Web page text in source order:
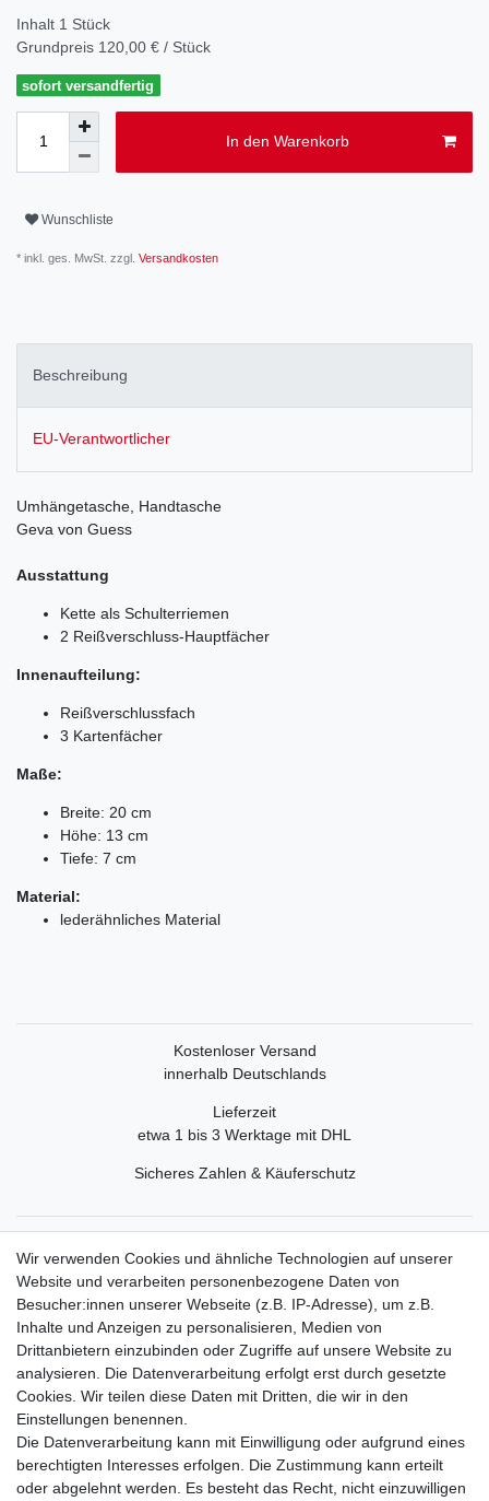
Inhalt 1 Stück
Grundpreis 120,00 € / Stück
sofort versandfertig
In den Warenkorb
Wunschliste
* inkl. ges. MwSt. zzgl. Versandkosten
Beschreibung
EU-Verantwortlicher
Umhängetasche, Handtasche
Geva von Guess
Ausstattung
Kette als Schulterriemen
2 Reißverschluss-Hauptfächer
Innenaufteilung:
Reißverschlussfach
3 Kartenfächer
Maße:
Breite: 20 cm
Höhe: 13 cm
Tiefe: 7 cm
Material:
lederähnliches Material
Kostenloser Versand
innerhalb Deutschlands
Lieferzeit
etwa 1 bis 3 Werktage mit DHL
Sicheres Zahlen & Käuferschutz
Rechtliche Informationen
Widerrufsrecht
Widerrufsformular
Datenschutzerklärung
AGB
Impressum
Wir verwenden Cookies und ähnliche Technologien auf unserer
Website und verarbeiten personenbezogene Daten von
Besucher:innen unserer Webseite (z.B. IP-Adresse), um z.B.
Inhalte und Anzeigen zu personalisieren, Medien von
Drittanbietern einzubinden oder Zugriffe auf unsere Website zu
analysieren. Die Datenverarbeitung erfolgt erst durch gesetzte
Cookies. Wir teilen diese Daten mit Dritten, die wir in den
Einstellungen benennen.
Die Datenverarbeitung kann mit Einwilligung oder aufgrund eines
berechtigten Interesses erfolgen. Die Zustimmung kann erteilt
oder abgelehnt werden. Es besteht das Recht, nicht einzuwilligen